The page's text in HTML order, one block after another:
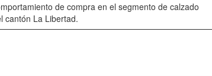
de compra en el segmento de calzado
cantón La Libertad.